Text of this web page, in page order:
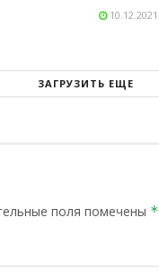
10.12.2021
ЗАГРУЗИТЬ ЕЩЕ
поля помечены *